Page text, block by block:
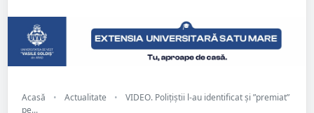
Acasă • Actualitate •
VIDEO. Polițiștii l-au identificat și ”premiat”
pe...